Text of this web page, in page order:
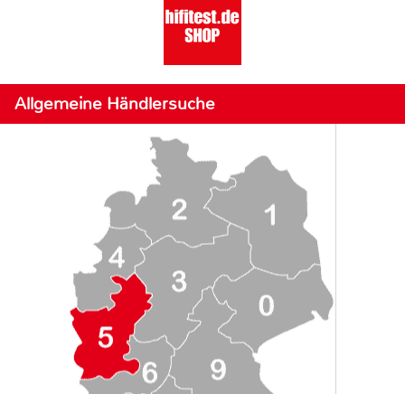
Allgemeine Händlersuche